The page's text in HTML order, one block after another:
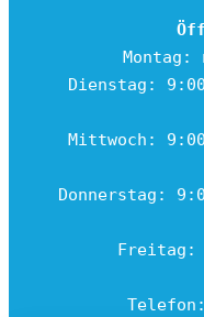
Montag:
Dienstag:
Mittwoch:
Donnerstag:
Freitag: